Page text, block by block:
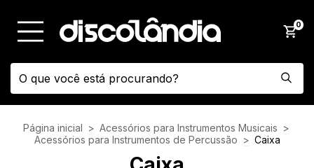
0
Página inicial > Acessórios para Instrumentos Musicais >
Acessórios para Instrumentos de Percussão > Caixa